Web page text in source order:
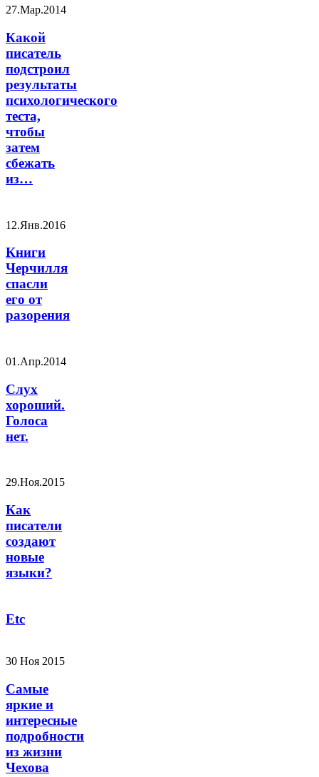
27.Мар.2014
Какой
писатель
подстроил
результаты
психологического
теста,
чтобы
затем
сбежать
из…
12.Янв.2016
Книги
Черчилля
спасли
его от
разорения
01.Апр.2014
Слух
хороший.
Голоса
нет.
29.Ноя.2015
Как
писатели
создают
новые
языки?
Etc
30 Ноя 2015
Самые
яркие и
интересные
подробности
из жизни
Чехова